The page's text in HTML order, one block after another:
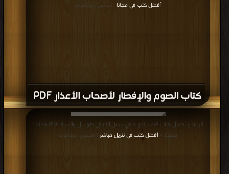
كتاب الصوم والإفطار لأصحاب الأعذار PDF
أفضل كتب في مجانا | التحميل : مرة/مرات
قراءة و تحميل كتاب كتاب الجهاد في سبيل الله في ضوء ال والسنة PDF مجانا |
مكتبة >أفضل كتب في تنزيل مباشر | التحميل : مرة/مرات